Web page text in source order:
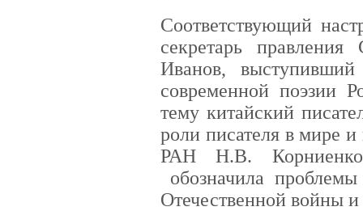
Соответствующий
секретарь
Иванов,
современной поэзии
тему китайский
роли писателя в мире
РАН Н.В.
обозначила
Отечественной войны